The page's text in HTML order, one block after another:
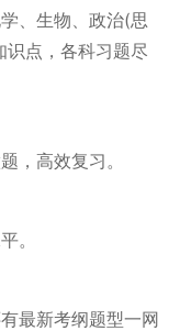
、生物、政治(思
识点，各科习题尽
，高效复习。
。
最新考纲题型一网